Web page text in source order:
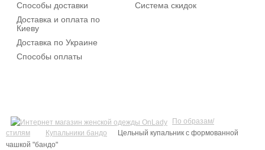
Способы доставки
Доставка и оплата по
Киеву
Доставка по Украине
Способы оплаты
Система скидок
По образам/
стилям
Купальники бандо
Цельный купальник с формованной
чашкой "бандо"